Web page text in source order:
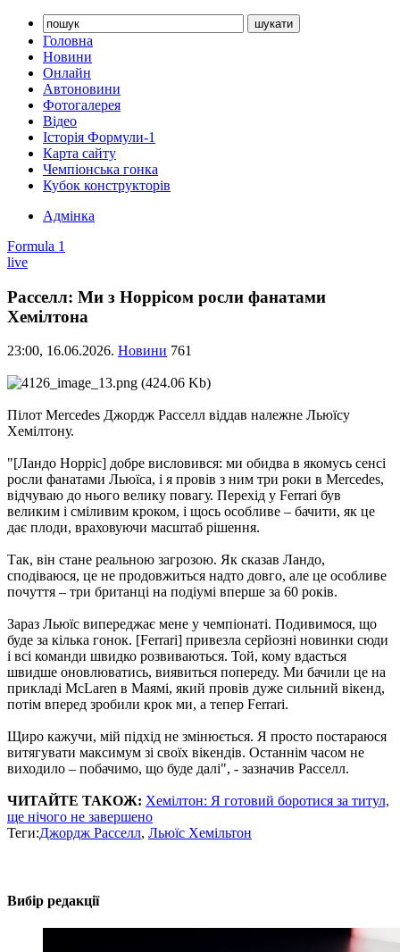
Головна
Новини
Онлайн
Автоновини
Фотогалерея
Відео
Історія Формули-1
Карта сайту
Чемпіонська гонка
Кубок конструкторів
Адмінка
Formula 1
live
Расселл: Ми з Норрісом росли фанатами
Хемілтона
23:00, 16.06.2026. Новини 761
Пілот Mercedes Джордж Расселл віддав належне Льюїсу
Хемілтону.
"[Ландо Норріс] добре висловився: ми обидва в якомусь сенсі
росли фанатами Льюїса, і я провів з ним три роки в Mercedes,
відчуваю до нього велику повагу. Перехід у Ferrari був
великим і сміливим кроком, і щось особливе – бачити, як це
дає плоди, враховуючи масштаб рішення.
Так, він стане реальною загрозою. Як сказав Ландо,
сподіваюся, це не продовжиться надто довго, але це особливе
почуття – три британці на подіумі вперше за 60 років.
Зараз Льюїс випереджає мене у чемпіонаті. Подивимося, що
буде за кілька гонок. [Ferrari] привезла серйозні новинки сюди
і всі команди швидко розвиваються. Той, кому вдасться
швидше оновлюватись, виявиться попереду. Ми бачили це на
прикладі McLaren в Маямі, який провів дуже сильний вікенд,
потім вперед зробили крок ми, а тепер Ferrari.
Щиро кажучи, мій підхід не змінюється. Я просто постараюся
витягувати максимум зі своїх вікендів. Останнім часом не
виходило – побачимо, що буде далі", - зазначив Расселл.
ЧИТАЙТЕ ТАКОЖ: Хемілтон: Я готовий боротися за титул,
ще нічого не завершено
Теги:Джордж Расселл, Льюїс Хемільтон
Вибір редакції